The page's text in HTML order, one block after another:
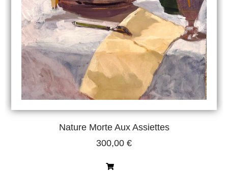
Nature Morte Aux Assiettes
300,00 €